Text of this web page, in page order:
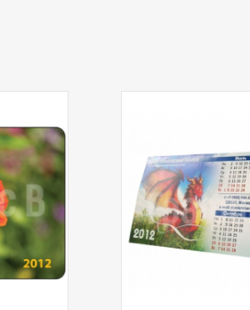
бумага
Цифровая печать
4+0 - цветная печать
с одной стороны
биговка, склейка
бумага 300 гр, матоая